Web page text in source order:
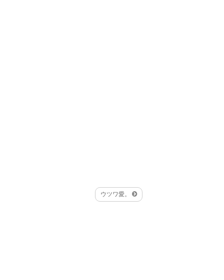
ウツワ愛。